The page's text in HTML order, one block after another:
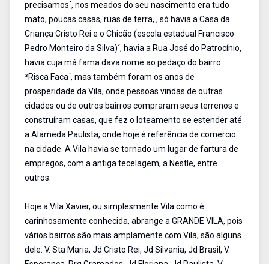
precisamos´, nos meados do seu nascimento era tudo
mato, poucas casas, ruas de terra, , só havia a Casa da
Criança Cristo Rei e o Chicão (escola estadual Francisco
Pedro Monteiro da Silva)´, havia a Rua José do Patrocínio,
havia cuja má fama dava nome ao pedaço do bairro:
³Risca Faca´, mas também foram os anos de
prosperidade da Vila, onde pessoas vindas de outras
cidades ou de outros bairros compraram seus terrenos e
construíram casas, que fez o loteamento se estender até
a Alameda Paulista, onde hoje é referência de comercio
na cidade. A Vila havia se tornado um lugar de fartura de
empregos, com a antiga tecelagem, a Nestle, entre
outros.
Hoje a Vila Xavier, ou simplesmente Vila como é
carinhosamente conhecida, abrange a GRANDE VILA, pois
vários bairros são mais amplamente com Vila, são alguns
dele: V. Sta Maria, Jd Cristo Rei, Jd Silvania, Jd Brasil, V.